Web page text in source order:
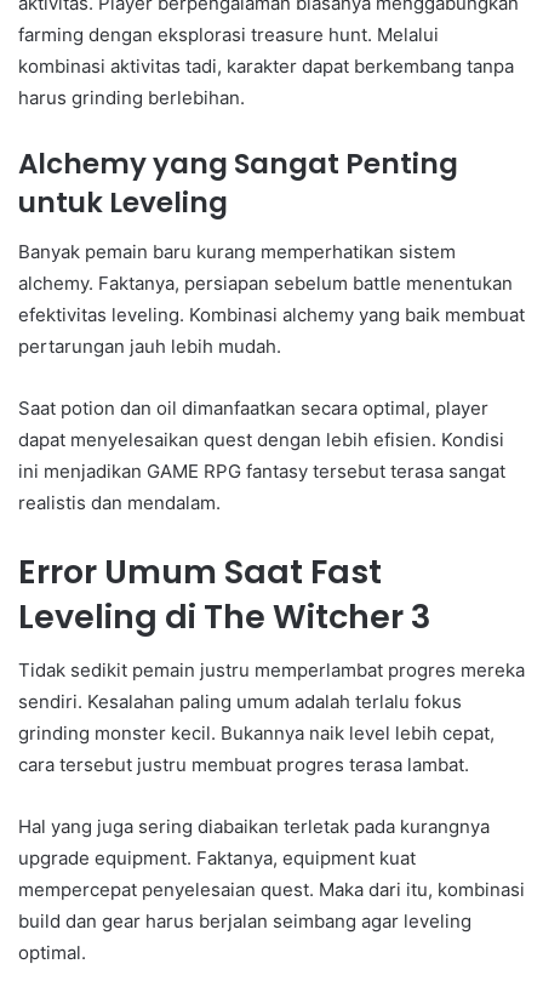
farming dengan eksplorasi treasure hunt. Melalui
kombinasi aktivitas tadi, karakter dapat berkembang tanpa
harus grinding berlebihan.
Alchemy yang Sangat Penting
untuk Leveling
Banyak pemain baru kurang memperhatikan sistem
alchemy. Faktanya, persiapan sebelum battle menentukan
efektivitas leveling. Kombinasi alchemy yang baik membuat
pertarungan jauh lebih mudah.
Saat potion dan oil dimanfaatkan secara optimal, player
dapat menyelesaikan quest dengan lebih efisien. Kondisi
ini menjadikan GAME RPG fantasy tersebut terasa sangat
realistis dan mendalam.
Error Umum Saat Fast
Leveling di The Witcher 3
Tidak sedikit pemain justru memperlambat progres mereka
sendiri. Kesalahan paling umum adalah terlalu fokus
grinding monster kecil. Bukannya naik level lebih cepat,
cara tersebut justru membuat progres terasa lambat.
Hal yang juga sering diabaikan terletak pada kurangnya
upgrade equipment. Faktanya, equipment kuat
mempercepat penyelesaian quest. Maka dari itu, kombinasi
build dan gear harus berjalan seimbang agar leveling
optimal.